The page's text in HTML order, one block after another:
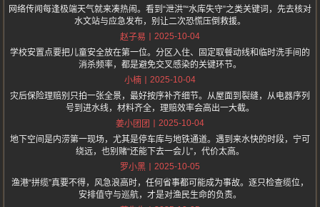
网络传闻每逢极端天气就来凑热闹。看到“泄洪”“水库失守”之类关键词，先去核对
水文站与应急发布，别让二次恐慌压倒救援。
赵子易
2025-10-04
学校安置点要把儿童安全放在第一位。分区入住、固定取餐动线和临时洗手间的
消杀频率，都是避免交叉感染的关键环节。
小楠
2025-10-04
灾后保险理赔别只拍一张全景，最好按序补齐细节。从屋面到裂缝，从电器序列
号到进水线，材料齐全，理赔效率会高出一大截。
姜小团团
2025-10-04
地下空间是内涝第一现场，尤其是停车库与地铁通道。遇到来水快的时段，宁可
绕远，也别赌“还能下去一会儿”，代价太高。
罗小黑
2025-10-05
渔港“拼缆”真要不得，风急浪高时，任何省事都可能成为事故。逐只检查缆位，
安排值守与巡航，才是对渔民生命的负责。